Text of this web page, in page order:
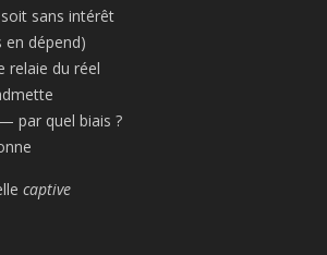
sans intérêt
en dépend)
relaie du réel
par quel biais ?
captive